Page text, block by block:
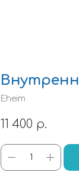
Eheim
11 400 р.